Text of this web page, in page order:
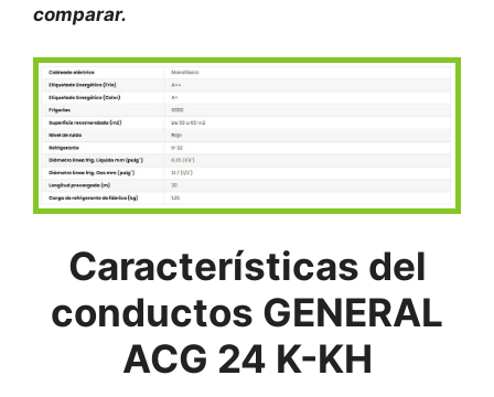
comparar.
Características del
conductos GENERAL
ACG 24 K-KH